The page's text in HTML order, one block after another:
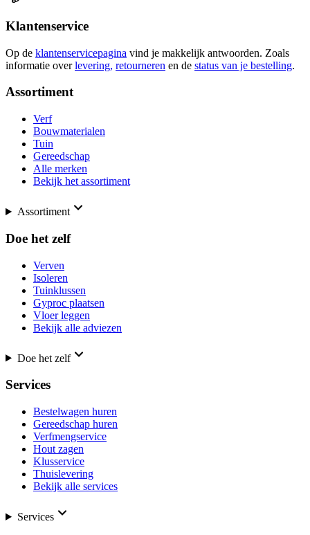
Klantenservice
Op de klantenservicepagina vind je makkelijk antwoorden. Zoals
informatie over levering, retourneren en de status van je bestelling.
Assortiment
Verf
Bouwmaterialen
Tuin
Gereedschap
Alle merken
Bekijk het assortiment
Assortiment
Doe het zelf
Verven
Isoleren
Tuinklussen
Gyproc plaatsen
Vloer leggen
Bekijk alle adviezen
Doe het zelf
Services
Bestelwagen huren
Gereedschap huren
Verfmengservice
Hout zagen
Klusservice
Thuislevering
Bekijk alle services
Services